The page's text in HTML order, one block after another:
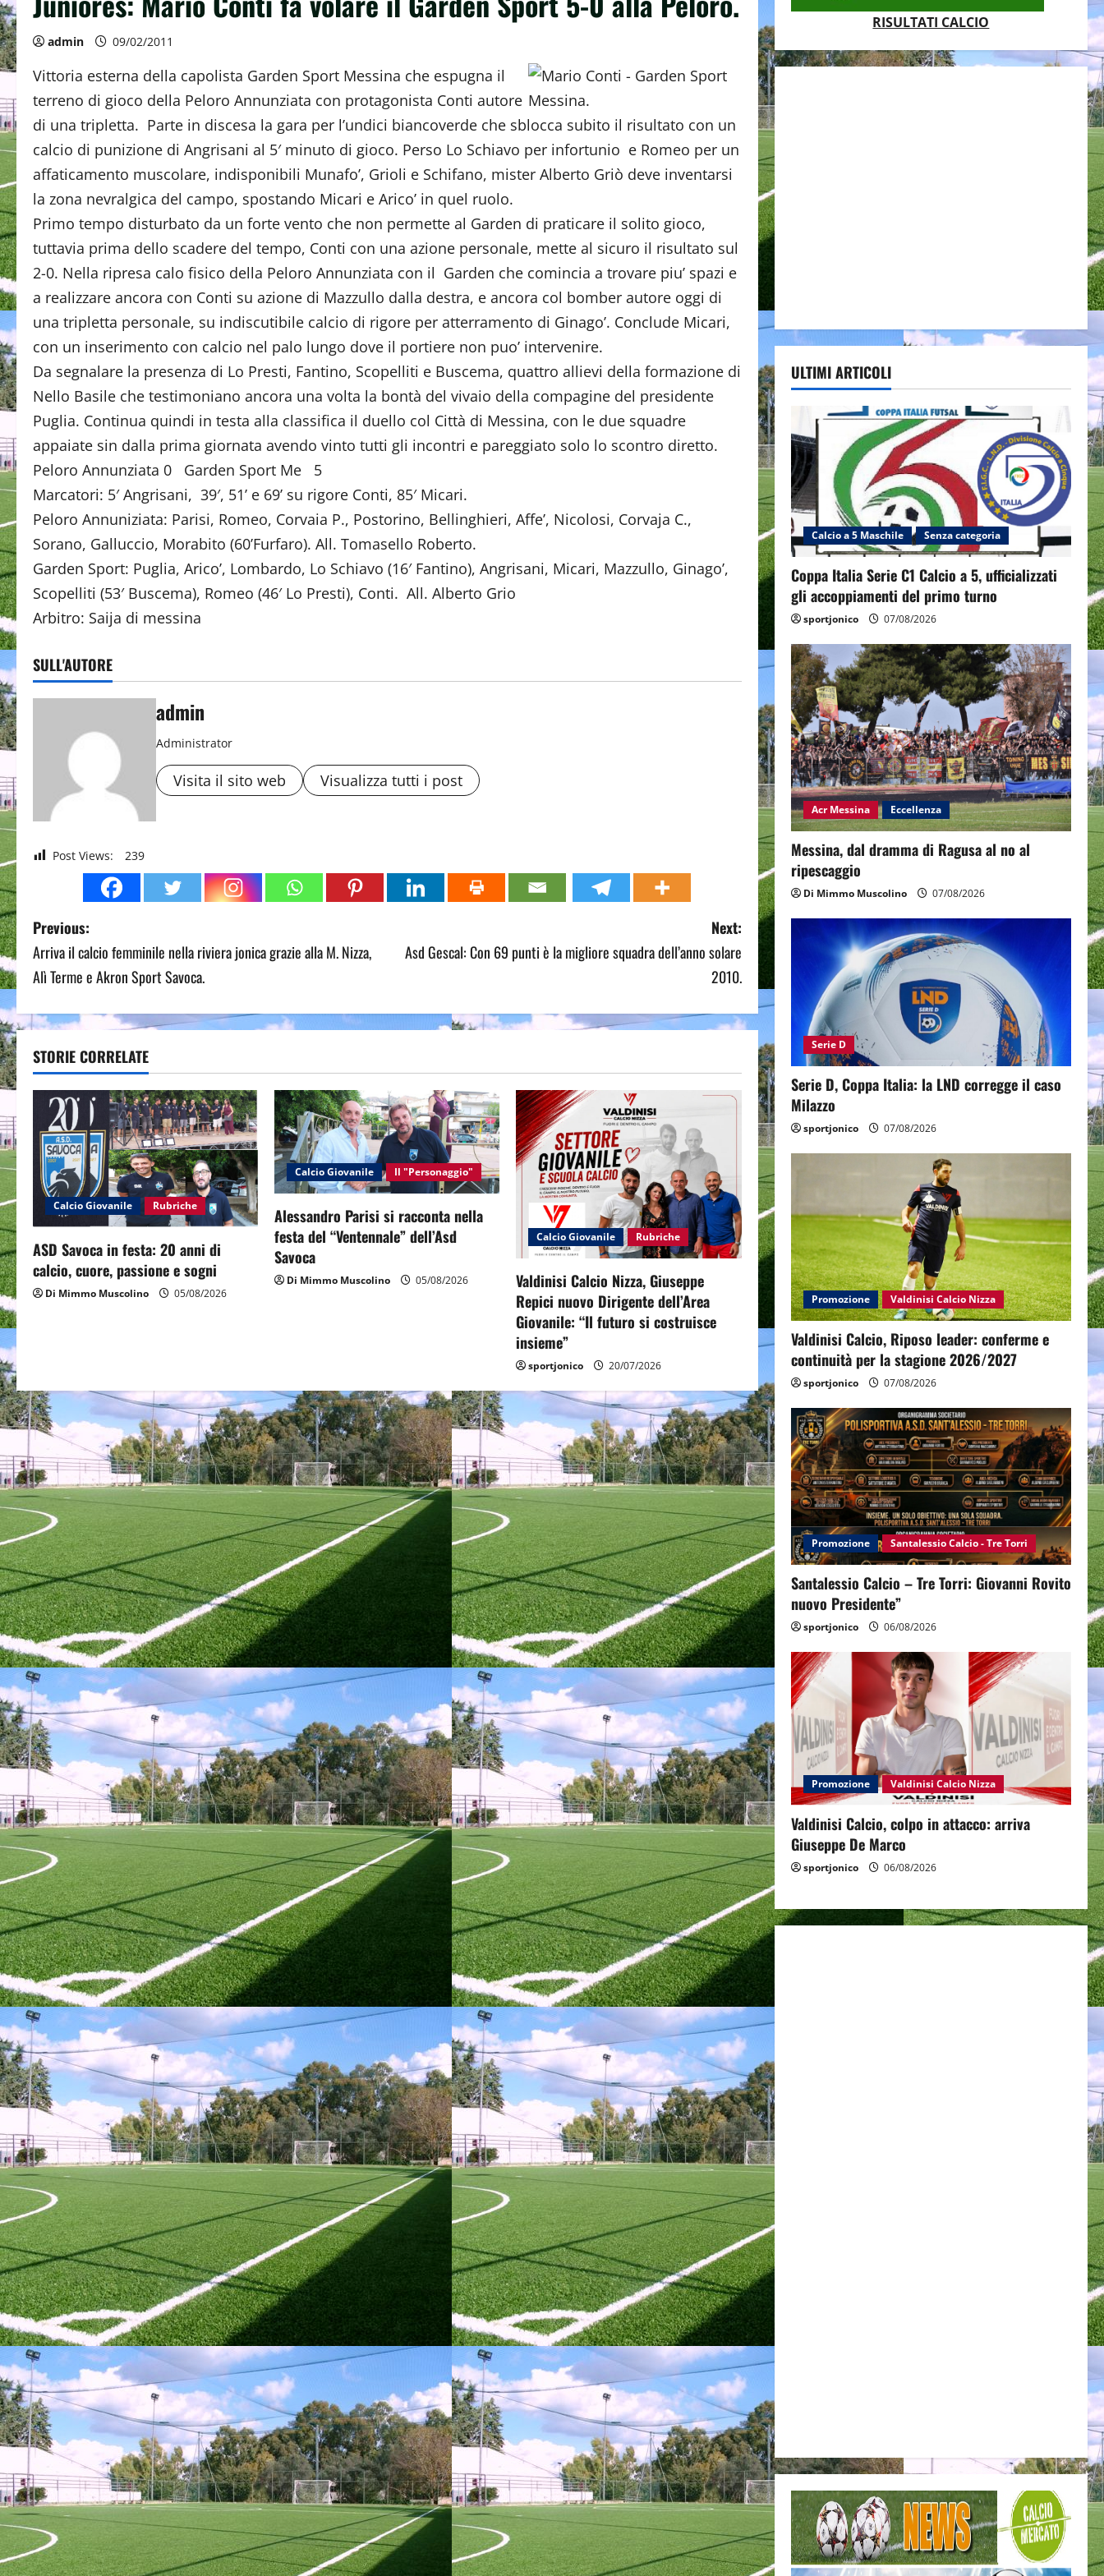
admin 09/02/2011
Vittoria esterna della capolista Garden Sport Messina che espugna il
terreno di gioco della Peloro Annunziata con protagonista Conti autore
di una tripletta. Parte in discesa la gara per l’undici biancoverde che sblocca subito il risultato con un
calcio di punizione di Angrisani al 5′ minuto di gioco. Perso Lo Schiavo per infortunio e Romeo per un
affaticamento muscolare, indisponibili Munafo’, Grioli e Schifano, mister Alberto Griò deve inventarsi
la zona nevralgica del campo, spostando Micari e Arico’ in quel ruolo.
Primo tempo disturbato da un forte vento che non permette al Garden di praticare il solito gioco,
tuttavia prima dello scadere del tempo, Conti con una azione personale, mette al sicuro il risultato sul
2-0. Nella ripresa calo fisico della Peloro Annunziata con il Garden che comincia a trovare piu’ spazi e
a realizzare ancora con Conti su azione di Mazzullo dalla destra, e ancora col bomber autore oggi di
una tripletta personale, su indiscutibile calcio di rigore per atterramento di Ginago’. Conclude Micari,
con un inserimento con calcio nel palo lungo dove il portiere non puo’ intervenire.
Da segnalare la presenza di Lo Presti, Fantino, Scopelliti e Buscema, quattro allievi della formazione di
Nello Basile che testimoniano ancora una volta la bontà del vivaio della compagine del presidente
Puglia. Continua quindi in testa alla classifica il duello col Città di Messina, con le due squadre
appaiate sin dalla prima giornata avendo vinto tutti gli incontri e pareggiato solo lo scontro diretto.
Peloro Annunziata 0 Garden Sport Me 5
Marcatori: 5′ Angrisani, 39′, 51’ e 69’ su rigore Conti, 85′ Micari.
Peloro Annuniziata: Parisi, Romeo, Corvaia P., Postorino, Bellinghieri, Affe’, Nicolosi, Corvaja C.,
Sorano, Galluccio, Morabito (60’Furfaro). All. Tomasello Roberto.
Garden Sport: Puglia, Arico’, Lombardo, Lo Schiavo (16′ Fantino), Angrisani, Micari, Mazzullo, Ginago’,
Scopelliti (53′ Buscema), Romeo (46′ Lo Presti), Conti. All. Alberto Grio
Arbitro: Saija di messina
SULL'AUTORE
admin
Administrator
Visita il sito web Visualizza tutti i post
Post Views: 239
P
o
t
n
v
a
t
i
Previous:
Arriva il calcio femminile nella riviera jonica grazie alla M. Nizza,
Alì Terme e Akron Sport Savoca.
Next:
Asd Gescal: Con 69 punti è la migliore squadra dell’anno solare
2010.
STORIE CORRELATE
Calcio Giovanile Rubriche
ASD Savoca in festa: 20 anni di
calcio, cuore, passione e sogni
Di Mimmo Muscolino 05/08/2026
Calcio Giovanile Il "Personaggio"
Alessandro Parisi si racconta nella
festa del “Ventennale” dell’Asd
Savoca
Di Mimmo Muscolino 05/08/2026
Calcio Giovanile Rubriche
Valdinisi Calcio Nizza, Giuseppe
Repici nuovo Dirigente dell’Area
Giovanile: “Il futuro si costruisce
insieme”
sportjonico 20/07/2026
RISULTATI CALCIO
ULTIMI ARTICOLI
Calcio a 5 Maschile Senza categoria
Coppa Italia Serie C1 Calcio a 5, ufficializzati
gli accoppiamenti del primo turno
sportjonico 07/08/2026
Acr Messina Eccellenza
Messina, dal dramma di Ragusa al no al
ripescaggio
Di Mimmo Muscolino 07/08/2026
Serie D
Serie D, Coppa Italia: la LND corregge il caso
Milazzo
sportjonico 07/08/2026
Promozione Valdinisi Calcio Nizza
Valdinisi Calcio, Riposo leader: conferme e
continuità per la stagione 2026/2027
sportjonico 07/08/2026
Promozione Santalessio Calcio - Tre Torri
Santalessio Calcio – Tre Torri: Giovanni Rovito
nuovo Presidente”
sportjonico 06/08/2026
Promozione Valdinisi Calcio Nizza
Valdinisi Calcio, colpo in attacco: arriva
Giuseppe De Marco
sportjonico 06/08/2026